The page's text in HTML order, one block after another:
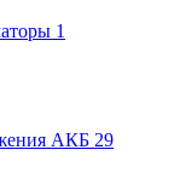
1
АКБ 29